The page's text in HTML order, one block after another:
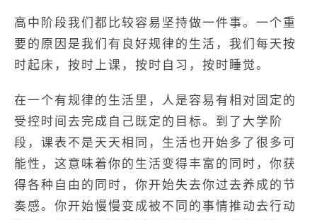
高中阶段我们都比较容易坚持做一件事。一个重
要的原因是我们有良好规律的生活，我们每天按
时起床，按时上课，按时自习，按时睡觉。
在一个有规律的生活里，人是容易有相对固定的
受控时间去完成自己既定的目标。到了大学阶
段，课表不是天天相同，生活也开始多了很多可
能性，这意味着你的生活变得丰富的同时，你获
得各种自由的同时，你开始失去你过去养成的节
奏感。你开始慢慢变成被不同的事情推动去行动